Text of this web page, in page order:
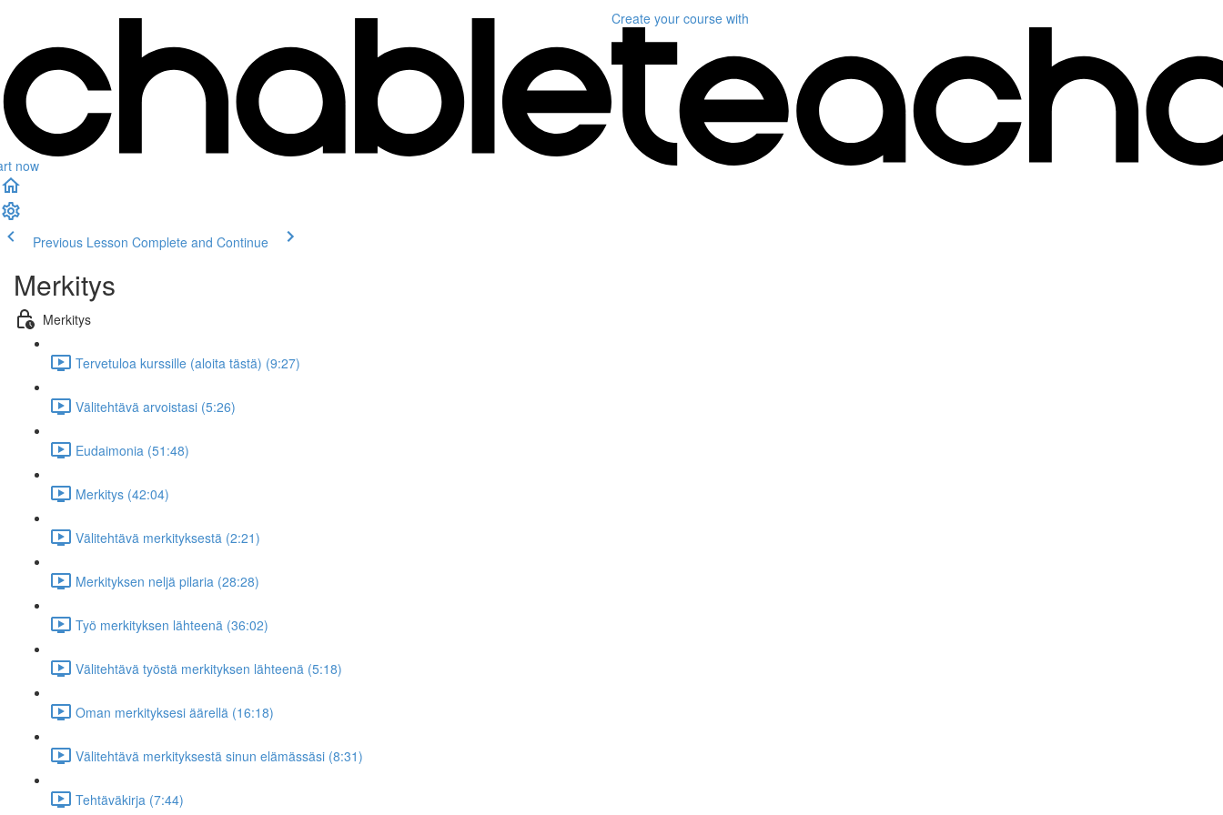
now
Create your course with
Previous Lesson Complete and Continue
Merkitys
Merkitys
Tervetuloa kurssille (aloita tästä) (9:27)
Välitehtävä arvoistasi (5:26)
Eudaimonia (51:48)
Merkitys (42:04)
Välitehtävä merkityksestä (2:21)
Merkityksen neljä pilaria (28:28)
Työ merkityksen lähteenä (36:02)
Välitehtävä työstä merkityksen lähteenä (5:18)
Oman merkityksesi äärellä (16:18)
Välitehtävä merkityksestä sinun elämässäsi (8:31)
Tehtäväkirja (7:44)